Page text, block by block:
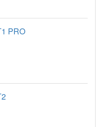
PRO